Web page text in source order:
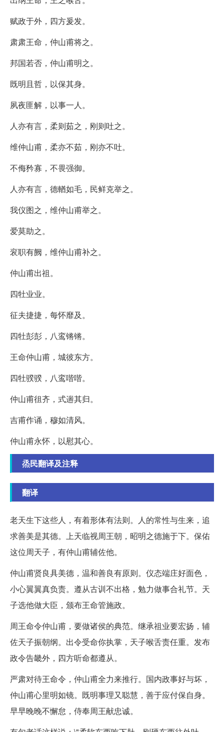
赋政于外，四方爰发。
肃肃王命，仲山甫将之。
邦国若否，仲山甫明之。
既明且哲，以保其身。
夙夜匪解，以事一人。
人亦有言，柔则茹之，刚则吐之。
维仲山甫，柔亦不茹，刚亦不吐。
不侮矜寡，不畏强御。
人亦有言，德輶如毛，民鲜克举之。
我仪图之，维仲山甫举之。
爱莫助之。
衮职有阙，维仲山甫补之。
仲山甫出祖。
四牡业业。
征夫捷捷，每怀靡及。
四牡彭彭，八鸾锵锵。
王命仲山甫，城彼东方。
四牡骙骙，八鸾喈喈。
仲山甫徂齐，式遄其归。
吉甫作诵，穆如清风。
仲山甫永怀，以慰其心。
烝民翻译及注释
翻译
老天生下这些人，有着形体有法则。人的常性与生来，追
求善美是其德。上天临视周王朝，昭明之德施于下。保佑
这位周天子，有仲山甫辅佐他。
仲山甫贤良具美德，温和善良有原则。仪态端庄好面色，
小心翼翼真负责。遵从古训不出格，勉力做事合礼节。天
子选他做大臣，颁布王命管施政。
周王命令仲山甫，要做诸侯的典范。继承祖业要宏扬，辅
佐天子振朝纲。出令受命你执掌，天子喉舌责任重。发布
政令告畿外，四方听命都遵从。
严肃对待王命令，仲山甫全力来推行。国内政事好与坏，
仲山甫心里明如镜。既明事理又聪慧，善于应付保自身。
早早晚晚不懈怠，侍奉周王献忠诚。